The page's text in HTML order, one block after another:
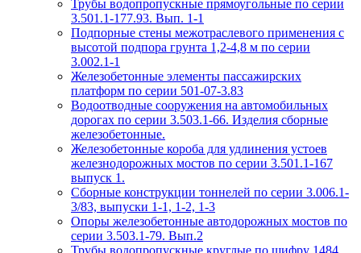
Трубы водопропускные прямоугольные по серии
3.501.1-177.93. Вып. 1-1
Подпорные стены межотраслевого применения с
высотой подпора грунта 1,2-4,8 м по серии
3.002.1-1
Железобетонные элементы пассажирских
платформ по серии 501-07-3.83
Водоотводные сооружения на автомобильных
дорогах по серии 3.503.1-66. Изделия сборные
железобетонные.
Железобетонные короба для удлинения устоев
железнодорожных мостов по серии 3.501.1-167
выпуск 1.
Сборные конструкции тоннелей по серии 3.006.1-
3/83, выпуски 1-1, 1-2, 1-3
Опоры железобетонные автодорожных мостов по
серии 3.503.1-79. Вып.2
Трубы водопропускные круглые по шифру 1484.